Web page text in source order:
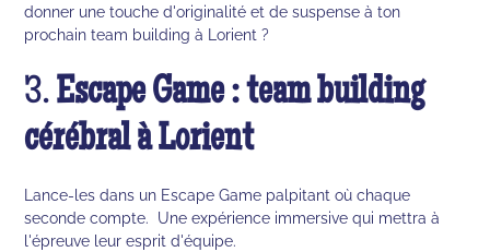
donner une touche d'originalité et de suspense à ton
prochain team building à Lorient ?
3.Escape Game : team building
cérébral à Lorient
Lance-les dans un Escape Game palpitant où chaque
seconde compte. Une expérience immersive qui mettra à
l'épreuve leur esprit d'équipe.